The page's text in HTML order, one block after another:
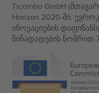
Ticombo GmbH
Horizon 2020-ში,
ინოვაციების
წინადადების ნომრით